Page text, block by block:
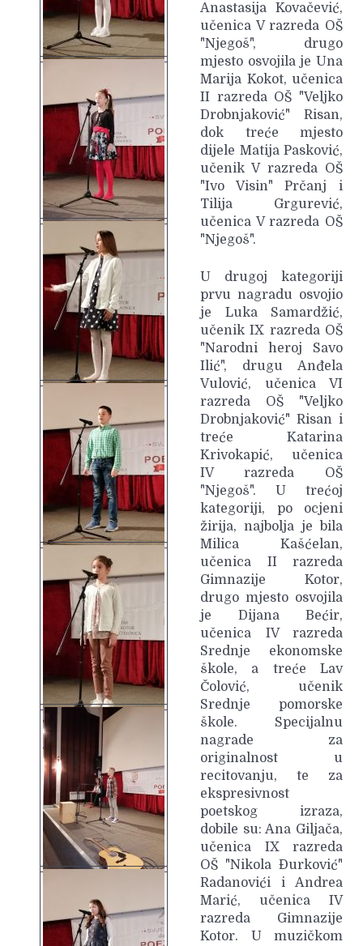
Anastasija Kovačević,
učenica V razreda OŠ
"Njegoš", drugo
mjesto osvojila je Una
Marija Kokot, učenica
II razreda OŠ "Veljko
Drobnjaković" Risan,
dok treće mjesto
dijele Matija Pasković,
učenik V razreda OŠ
"Ivo Visin" Prčanj i
Tilija Grgurević,
učenica V razreda OŠ
"Njegoš".
U drugoj kategoriji
prvu nagradu osvojio
je Luka Samardžić,
učenik IX razreda OŠ
"Narodni heroj Savo
Ilić", drugu Anđela
Vulović, učenica VI
razreda OŠ "Veljko
Drobnjaković" Risan i
treće Katarina
Krivokapić, učenica
IV razreda OŠ
"Njegoš". U trećoj
kategoriji, po ocjeni
žirija, najbolja je bila
Milica Kašćelan,
učenica II razreda
Gimnazije Kotor,
drugo mjesto osvojila
je Dijana Bećir,
učenica IV razreda
Srednje ekonomske
škole, a treće Lav
Čolović, učenik
Srednje pomorske
škole. Specijalnu
nagrade za
originalnost u
recitovanju, te za
ekspresivnost
poetskog izraza,
dobile su: Ana Giljača,
učenica IX razreda
OŠ "Nikola Đurković"
Radanovići i Andrea
Marić, učenica IV
razreda Gimnazije
Kotor. U muzičkom